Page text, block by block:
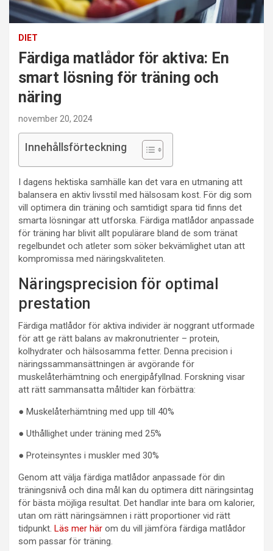
DIET
Färdiga matlådor för aktiva: En
smart lösning för träning och
näring
november 20, 2024
Innehållsförteckning
I dagens hektiska samhälle kan det vara en utmaning att
balansera en aktiv livsstil med hälsosam kost. För dig som
vill optimera din träning och samtidigt spara tid finns det
smarta lösningar att utforska. Färdiga matlådor anpassade
för träning har blivit allt populärare bland de som tränat
regelbundet och atleter som söker bekvämlighet utan att
kompromissa med näringskvaliteten.
Näringsprecision för optimal
prestation
Färdiga matlådor för aktiva individer är noggrant utformade
för att ge rätt balans av makronutrienter – protein,
kolhydrater och hälsosamma fetter. Denna precision i
näringssammansättningen är avgörande för
muskelåterhämtning och energipåfyllnad. Forskning visar
att rätt sammansatta måltider kan förbättra:
● Muskelåterhämtning med upp till 40%
● Uthållighet under träning med 25%
● Proteinsyntes i muskler med 30%
Genom att välja färdiga matlådor anpassade för din
träningsnivå och dina mål kan du optimera ditt näringsintag
för bästa möjliga resultat. Det handlar inte bara om kalorier,
utan om rätt näringsämnen i rätt proportioner vid rätt
tidpunkt. Läs mer här om du vill jämföra färdiga matlådor
som passar för träning.